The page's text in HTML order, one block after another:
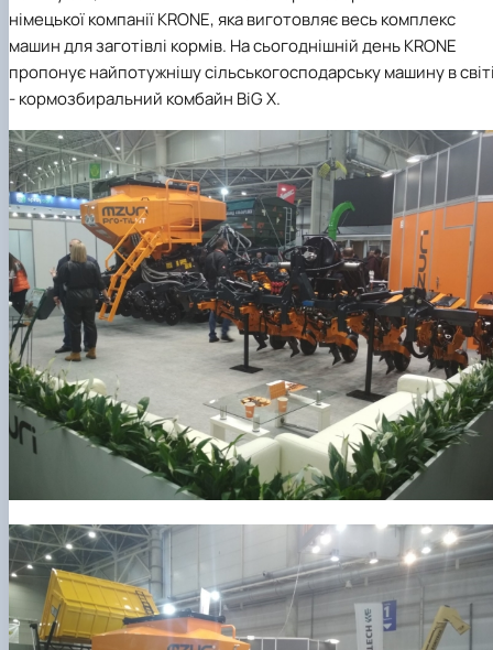
німецької компаніїKRONE, яка виготовляє весь комплекс
машин для заготівлі кормів. На сьогоднішній день KRONE
пропонує найпотужнішу сільськогосподарську машину в
- кормозбиральний комбайн BiG X.